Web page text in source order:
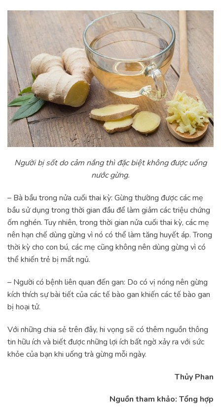
Người bị sốt do cảm nắng thì đặc biệt không được uống
nước gừng.
– Bà bầu trong nửa cuối thai kỳ: Gừng thường được các mẹ
bầu sử dụng trong thời gian đầu để làm giảm các triệu chứng
ốm nghén. Tuy nhiên, trong thời gian nửa cuối thai kỳ, các mẹ
nên hạn chế dùng gừng vì nó có thể làm tăng huyết áp. Trong
thời kỳ cho con bú, các mẹ cũng không nên dùng gừng vì có
thể khiến trẻ bị mất ngủ.
– Người có bệnh liên quan đến gan: Do có vị nóng nên gừng
kích thích sự bài tiết của các tế bào gan khiến các tế bào gan
bị hoại tử.
Với những chia sẻ trên đây, hi vọng sẽ có thêm nguồn thông
tin hữu ích và biết được những lợi ích bất ngờ xảy ra với sức
khỏe của bạn khi uống trà gừng mỗi ngày.
Thủy Phan
Nguồn tham khảo: Tổng hợp